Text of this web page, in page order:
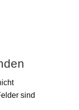
sind